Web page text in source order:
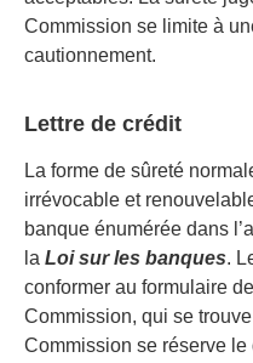
Commission se limite à
cautionnement.
Lettre de crédit
La forme de sûreté
irrévocable et
banque énumérée dans
la Loi sur les banques.
conformer au formulaire
Commission, qui se
Commission se réserve le